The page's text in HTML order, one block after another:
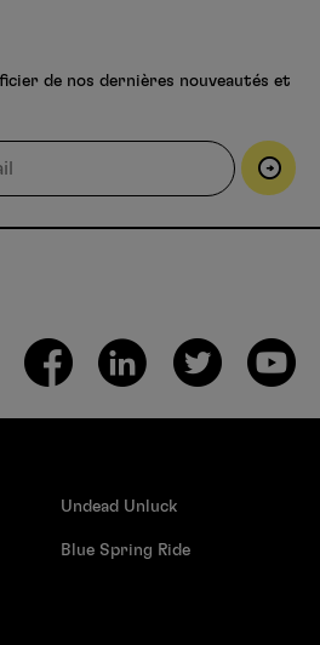
de nos dernières nouveautés et
Undead Unluck
Blue Spring Ride